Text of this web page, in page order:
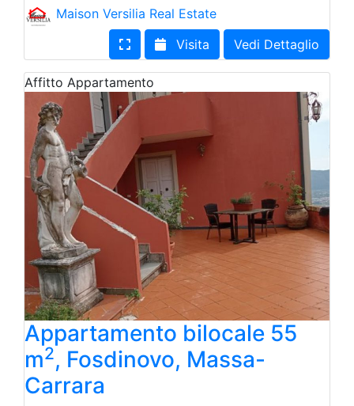
Maison Versilia Real Estate
Visita
Vedi Dettaglio
Affitto Appartamento
Appartamento bilocale 55
m2, Fosdinovo, Massa-
Carrara